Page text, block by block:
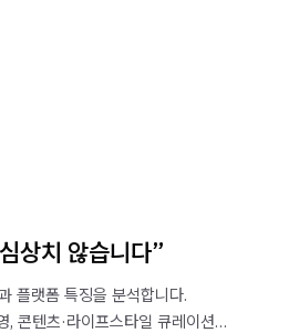
상치 않습니다”
플랫폼 특징을 분석합니다.
, 콘텐츠·라이프스타일 큐레이션